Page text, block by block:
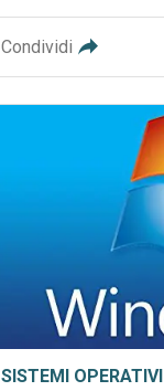
Condividi
SISTEMI OPERATIVI